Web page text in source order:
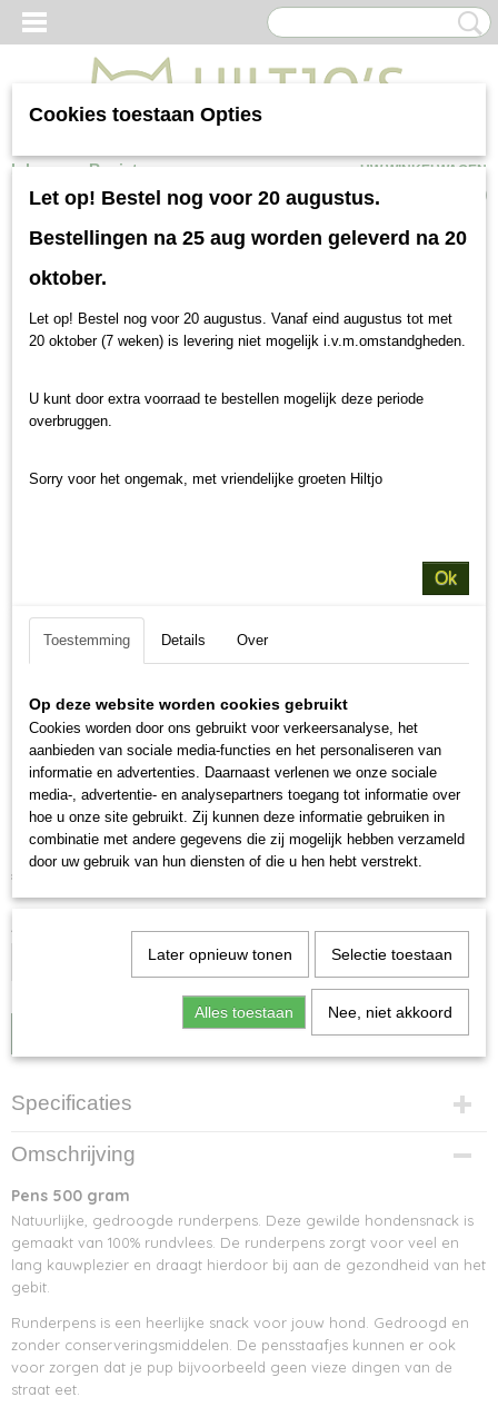
Inloggen Registreren UW WINKELWAGEN
Geen producten (0)
Pens
€ 7,95
IN WINKELWAGEN
Specificaties
Netto gewicht
0,25 Kg
Bruto gewicht
0,25 Kg
Omschrijving
Pens 500 gram
Natuurlijke, gedroogde runderpens. Deze gewilde hondensnack is
gemaakt van 100% rundvlees. De runderpens zorgt voor veel en
lang kauwplezier en draagt hierdoor bij aan de gezondheid van het
gebit.
Runderpens is een heerlijke snack voor jouw hond. Gedroogd en
zonder conserveringsmiddelen. De pensstaafjes kunnen er ook
voor zorgen dat je pup bijvoorbeeld geen vieze dingen van de
straat eet.
Cookies toestaan Opties
Let op! Bestel nog voor 20 augustus.
Bestellingen na 25 aug worden geleverd na 20
oktober.
Let op! Bestel nog voor 20 augustus. Vanaf eind augustus tot met
20 oktober (7 weken) is levering niet mogelijk i.v.m.omstandgheden.
U kunt door extra voorraad te bestellen mogelijk deze periode
overbruggen.
Sorry voor het ongemak, met vriendelijke groeten Hiltjo
Ok
Toestemming Details Over
Op deze website worden cookies gebruikt
Cookies worden door ons gebruikt voor verkeersanalyse, het
aanbieden van sociale media-functies en het personaliseren van
informatie en advertenties. Daarnaast verlenen we onze sociale
media-, advertentie- en analysepartners toegang tot informatie over
hoe u onze site gebruikt. Zij kunnen deze informatie gebruiken in
combinatie met andere gegevens die zij mogelijk hebben verzameld
door uw gebruik van hun diensten of die u hen hebt verstrekt.
Later opnieuw tonen Selectie toestaan
Alles toestaan Nee, niet akkoord